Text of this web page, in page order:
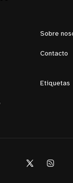
Sobre
Contacto
Etiquetas